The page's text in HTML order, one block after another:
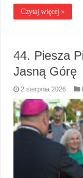
Czytaj więcej »
44. Piesza
Jasną Górę
2 sierpnia 2026